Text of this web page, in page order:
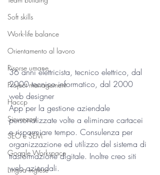
Soft skills
Work-life balance
Orientamento al lavoro
Risorse umane
Project management
Haccp
Sicurezza
SEO e SEM
Google Workspace
Lingua inglese
36 anni elettricista, tecnico elettrico, dal
2000 tecnico informatico, dal 2000
web designer
App per la gestione aziendale
personalizzate volte a eliminare cartacei
e risparmiare tempo. Consulenza per
organizzazione ed utilizzo del sistema di
trasformazione digitale. Inoltre creo siti
web aziendali.